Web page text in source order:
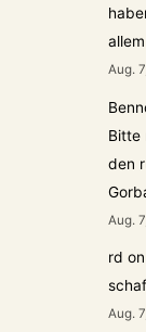
Aug.
Bitte
den
Aug.
rd on
Aug.